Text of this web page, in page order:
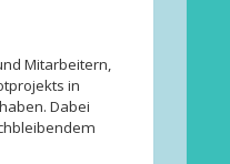
Mitarbeitern,
in
Dabei